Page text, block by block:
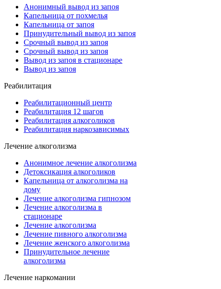
Анонимный вывод из запоя
Капельница от похмелья
Капельница от запоя
Принудительный вывод из запоя
Срочный вывод из запоя
Срочный вывод из запоя
Вывод из запоя в стационаре
Вывод из запоя
Реабилитация
Реабилитационный центр
Реабилитация 12 шагов
Реабилитация алкоголиков
Реабилитация наркозависимых
Лечение алкоголизма
Анонимное лечение алкоголизма
Детоксикация алкоголиков
Капельница от алкоголизма на
дому
Лечение алкоголизма гипнозом
Лечение алкоголизма в
стационаре
Лечение алкоголизма
Лечение пивного алкоголизма
Лечение женского алкоголизма
Принудительное лечение
алкоголизма
Лечение наркомании